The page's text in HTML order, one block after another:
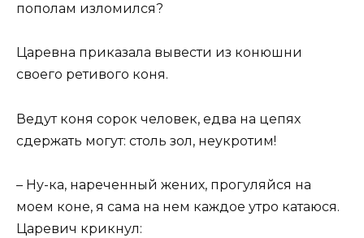
пополам изломился?
Царевна приказала вывести из конюшни
своего ретивого коня.
Ведут коня сорок человек, едва на цепях
сдержать могут: столь зол, неукротим!
– Ну-ка, нареченный жених, прогуляйся на
моем коне, я сама на нем каждое утро катаюся.
Царевич крикнул: